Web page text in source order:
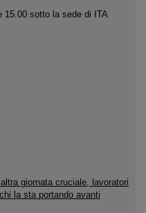
15.00 sotto la sede di ITA
giornata cruciale, lavoratori
la sta portando avanti